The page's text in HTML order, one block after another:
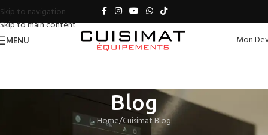
Skip to navigation
Skip to main content
MENU Mon
Blog
Home Cuisimat Blog